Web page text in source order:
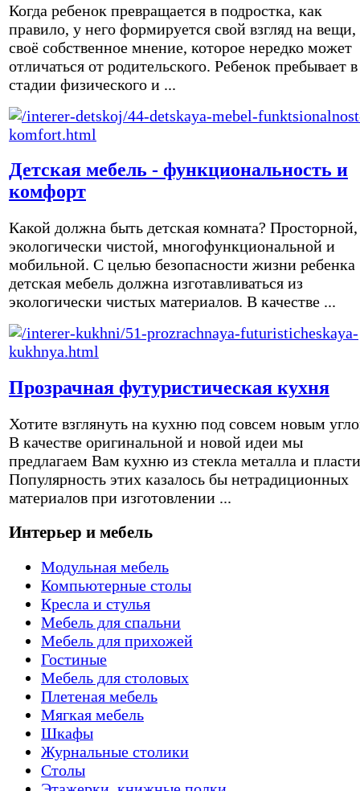
Когда ребенок превращается в подростка, как
правило, у него формируется свой взгляд на вещи,
своё собственное мнение, которое нередко может
отличаться от родительского. Ребенок пребывает в
стадии физического и ...
Детская мебель - функциональность и
комфорт
Какой должна быть детская комната? Просторной,
экологически чистой, многофункциональной и
мобильной. С целью безопасности жизни ребенка
детская мебель должна изготавливаться из
экологически чистых материалов. В качестве ...
Прозрачная футуристическая кухня
Хотите взглянуть на кухню под совсем новым
В качестве оригинальной и новой идеи мы
предлагаем Вам кухню из стекла металла и
Популярность этих казалось бы нетрадиционных
материалов при изготовлении ...
Интерьер и мебель
Модульная мебель
Компьютерные столы
Кресла и стулья
Мебель для спальни
Мебель для прихожей
Гостиные
Мебель для столовых
Плетеная мебель
Мягкая мебель
Шкафы
Журнальные столики
Столы